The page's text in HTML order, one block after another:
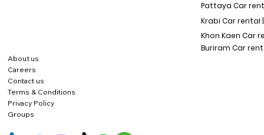
About us
Careers
Contact us
Terms & Conditions
Privacy Policy
Pattaya Car
Krabi Car rental |
Khon Kaen Car
Buriram Car
Groups